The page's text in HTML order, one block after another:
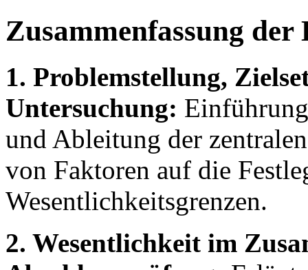
Zusammenfassung der
1. Problemstellung,
Untersuchung:
und Ableitung der
von Faktoren auf die
Wesentlichkeitsgrenzen.
2. Wesentlichkeit im